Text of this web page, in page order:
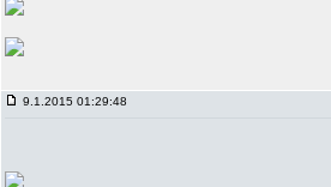
9.1.2015 01:29:48